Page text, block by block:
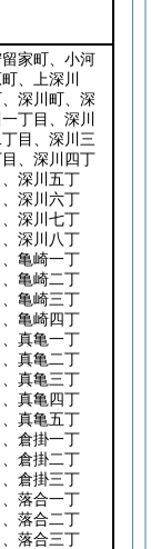
家町、小河
町、上深川
深川町、深
一丁目、深川
丁目、深川三
、深川四丁
、深川五丁
、深川六丁
、深川七丁
、深川八丁
、亀崎一丁
、亀崎二丁
、亀崎三丁
、亀崎四丁
、真亀一丁
、真亀二丁
、真亀三丁
、真亀四丁
、真亀五丁
、倉掛一丁
、倉掛二丁
、倉掛三丁
、落合一丁
、落合二丁
、落合三丁